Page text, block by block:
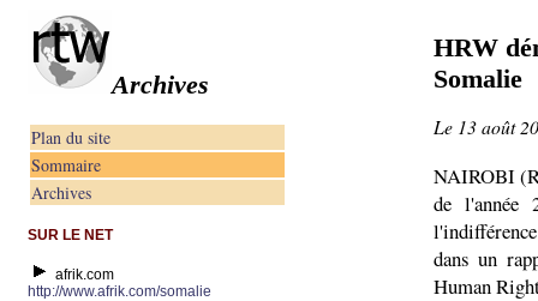
Archives
Plan du site
Sommaire
Archives
SUR LE NET
afrik.com
http://www.afrik.com/somalie
HRW
Somalie
Le 13 août
NAIROBI
de l'année
dans un
Human